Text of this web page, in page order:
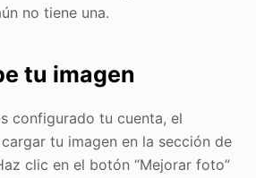
no tiene una.
tu imagen
configurado tu cuenta, el
tu imagen en la sección de
clic en el botón “Mejorar foto”